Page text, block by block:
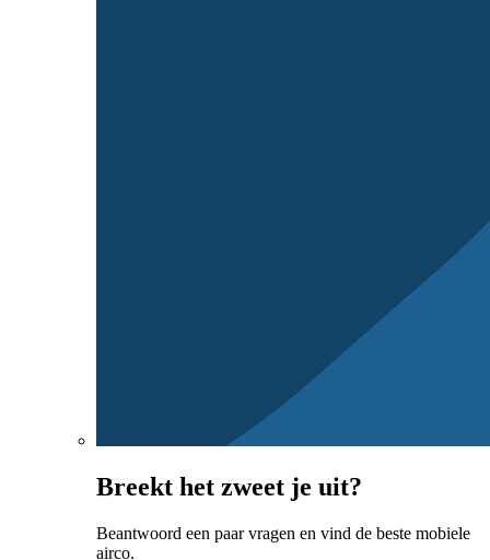
Breekt het zweet je uit?
Beantwoord een paar vragen en vind de beste mobiele
airco.